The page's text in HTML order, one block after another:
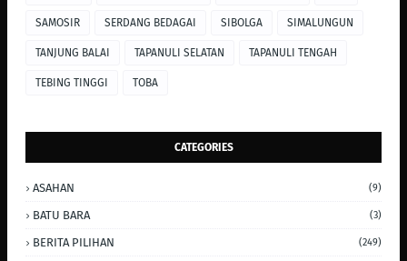
SAMOSIR SERDANG BEDAGAI SIBOLGA SIMALUNGUN
TANJUNG BALAI TAPANULI SELATAN TAPANULI TENGAH
TEBING TINGGI TOBA
CATEGORIES
ASAHAN (9)
BATU BARA (3)
BERITA PILIHAN (249)